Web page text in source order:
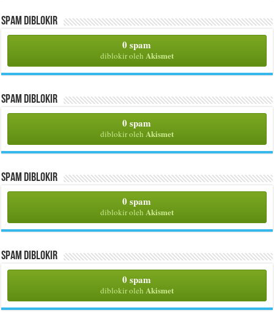
Spam Diblokir
0 spam
diblokir oleh Akismet
Spam Diblokir
0 spam
diblokir oleh Akismet
Spam Diblokir
0 spam
diblokir oleh Akismet
Spam Diblokir
0 spam
diblokir oleh Akismet